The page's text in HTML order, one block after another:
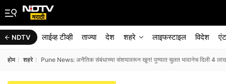
NDTV लाईव्ह टीव्ही ताज्या देश शहरे लाइफस्टाइल विदेश
होम शहरे Pune News: अनैतिक संबंधाच्या संशयावरून खून! पुण्यात चुलत भावानेच दिली 4